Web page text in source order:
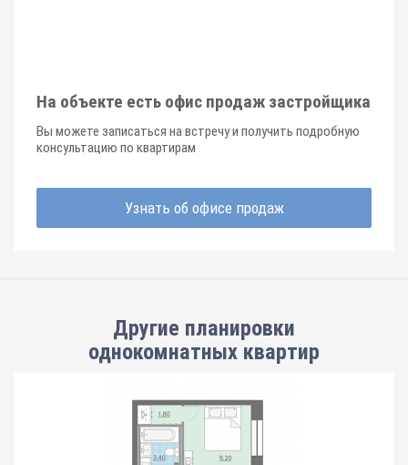
На объекте есть офис продаж застройщика
Вы можете записаться на встречу и получить подробную
консультацию по квартирам
Узнать об офисе продаж
Другие планировки
однокомнатных квартир